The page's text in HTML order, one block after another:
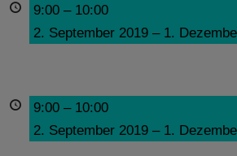
9:00 – 10:00
2. September 2019 – 1.
9:00 – 10:00
2. September 2019 – 1.